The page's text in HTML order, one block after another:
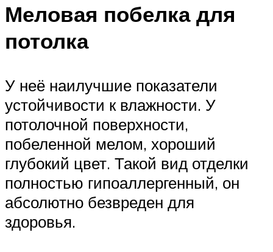
Меловая побелка для
потолка
У неё наилучшие показатели
устойчивости к влажности. У
потолочной поверхности,
побеленной мелом, хороший
глубокий цвет. Такой вид отделки
полностью гипоаллергенный, он
абсолютно безвреден для
здоровья.